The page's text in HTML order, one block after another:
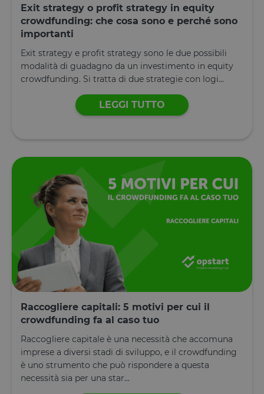
Exit strategy o profit strategy in equity
crowdfunding: che cosa sono e perché sono
importanti
Exit strategy e profit strategy sono le due possibili
modalità di guadagno da un investimento in equity
crowdfunding. Si tratta di due strategie con logi...
LEGGI TUTTO
Raccogliere capitali: 5 motivi per cui il
crowdfunding fa al caso tuo
Raccogliere capitale è una necessità che accomuna
imprese a diversi stadi di sviluppo, e il crowdfunding
è uno strumento che può rispondere a questa
necessità sia per una star...